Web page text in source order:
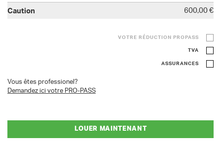
600,00 €
VOTRE RÉDUCTION PROPASS
TVA
ASSURANCES
Vous êtes professionel?
Demandez ici votre PRO-PASS
LOUER MAINTENANT